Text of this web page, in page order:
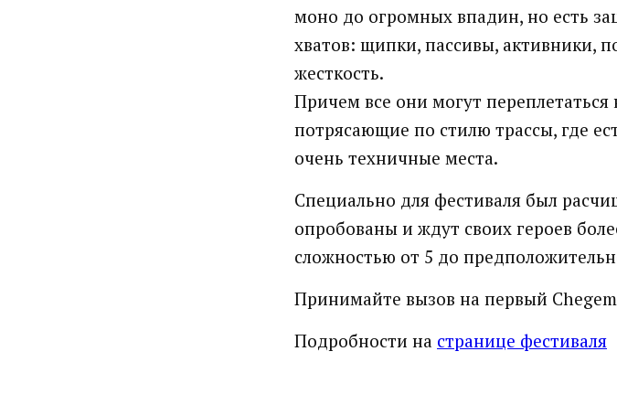
моно до огромных впадин, но есть
хватов: щипки, пассивы, активники,
жесткость.
Причем все они могут
потрясающие по стилю трассы, где
очень техничные места.
Специально для фестиваля был
опробованы и ждут своих героев
сложностью от 5 до
Принимайте вызов на первый
Подробности на странице фестиваля